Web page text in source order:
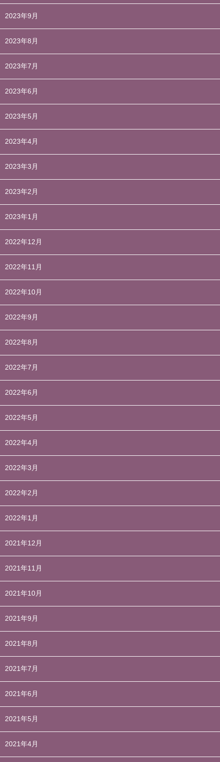
2023年9月
2023年8月
2023年7月
2023年6月
2023年5月
2023年4月
2023年3月
2023年2月
2023年1月
2022年12月
2022年11月
2022年10月
2022年9月
2022年8月
2022年7月
2022年6月
2022年5月
2022年4月
2022年3月
2022年2月
2022年1月
2021年12月
2021年11月
2021年10月
2021年9月
2021年8月
2021年7月
2021年6月
2021年5月
2021年4月